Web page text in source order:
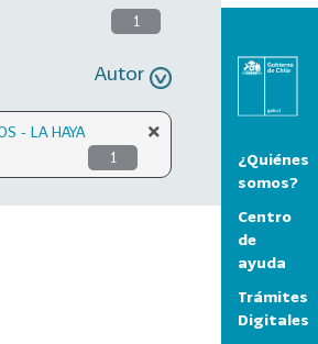
1
Autor
- LA HAYA
1
¿Quiénes
somos?
Centro
de
ayuda
Trámites
Digitales